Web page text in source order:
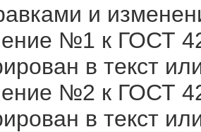
и
№1 к ГОСТ
в текст
№2 к ГОСТ
в текст